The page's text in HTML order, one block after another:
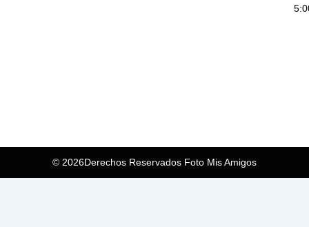
© 2026Derechos Reservados Foto Mis Amigos